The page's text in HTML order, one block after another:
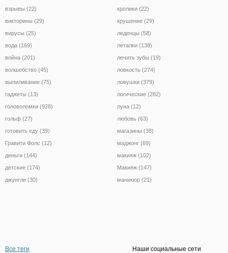
взрывы (22)
викторины (29)
вирусы (25)
вода (169)
война (201)
волшебство (45)
выпиливание (75)
гаджеты (13)
головоломки (928)
гольф (27)
готовить еду (39)
Гравити Фолс (12)
деньги (144)
детские (174)
джунгли (30)
кролики (22)
крушение (29)
леденцы (58)
леталки (138)
лечить зубы (19)
ловкость (274)
ловушки (379)
логические (282)
луна (12)
любовь (63)
магазины (38)
маджонг (69)
макияж (102)
Макияж (147)
маникюр (21)
Все теги
Наши социальные сети